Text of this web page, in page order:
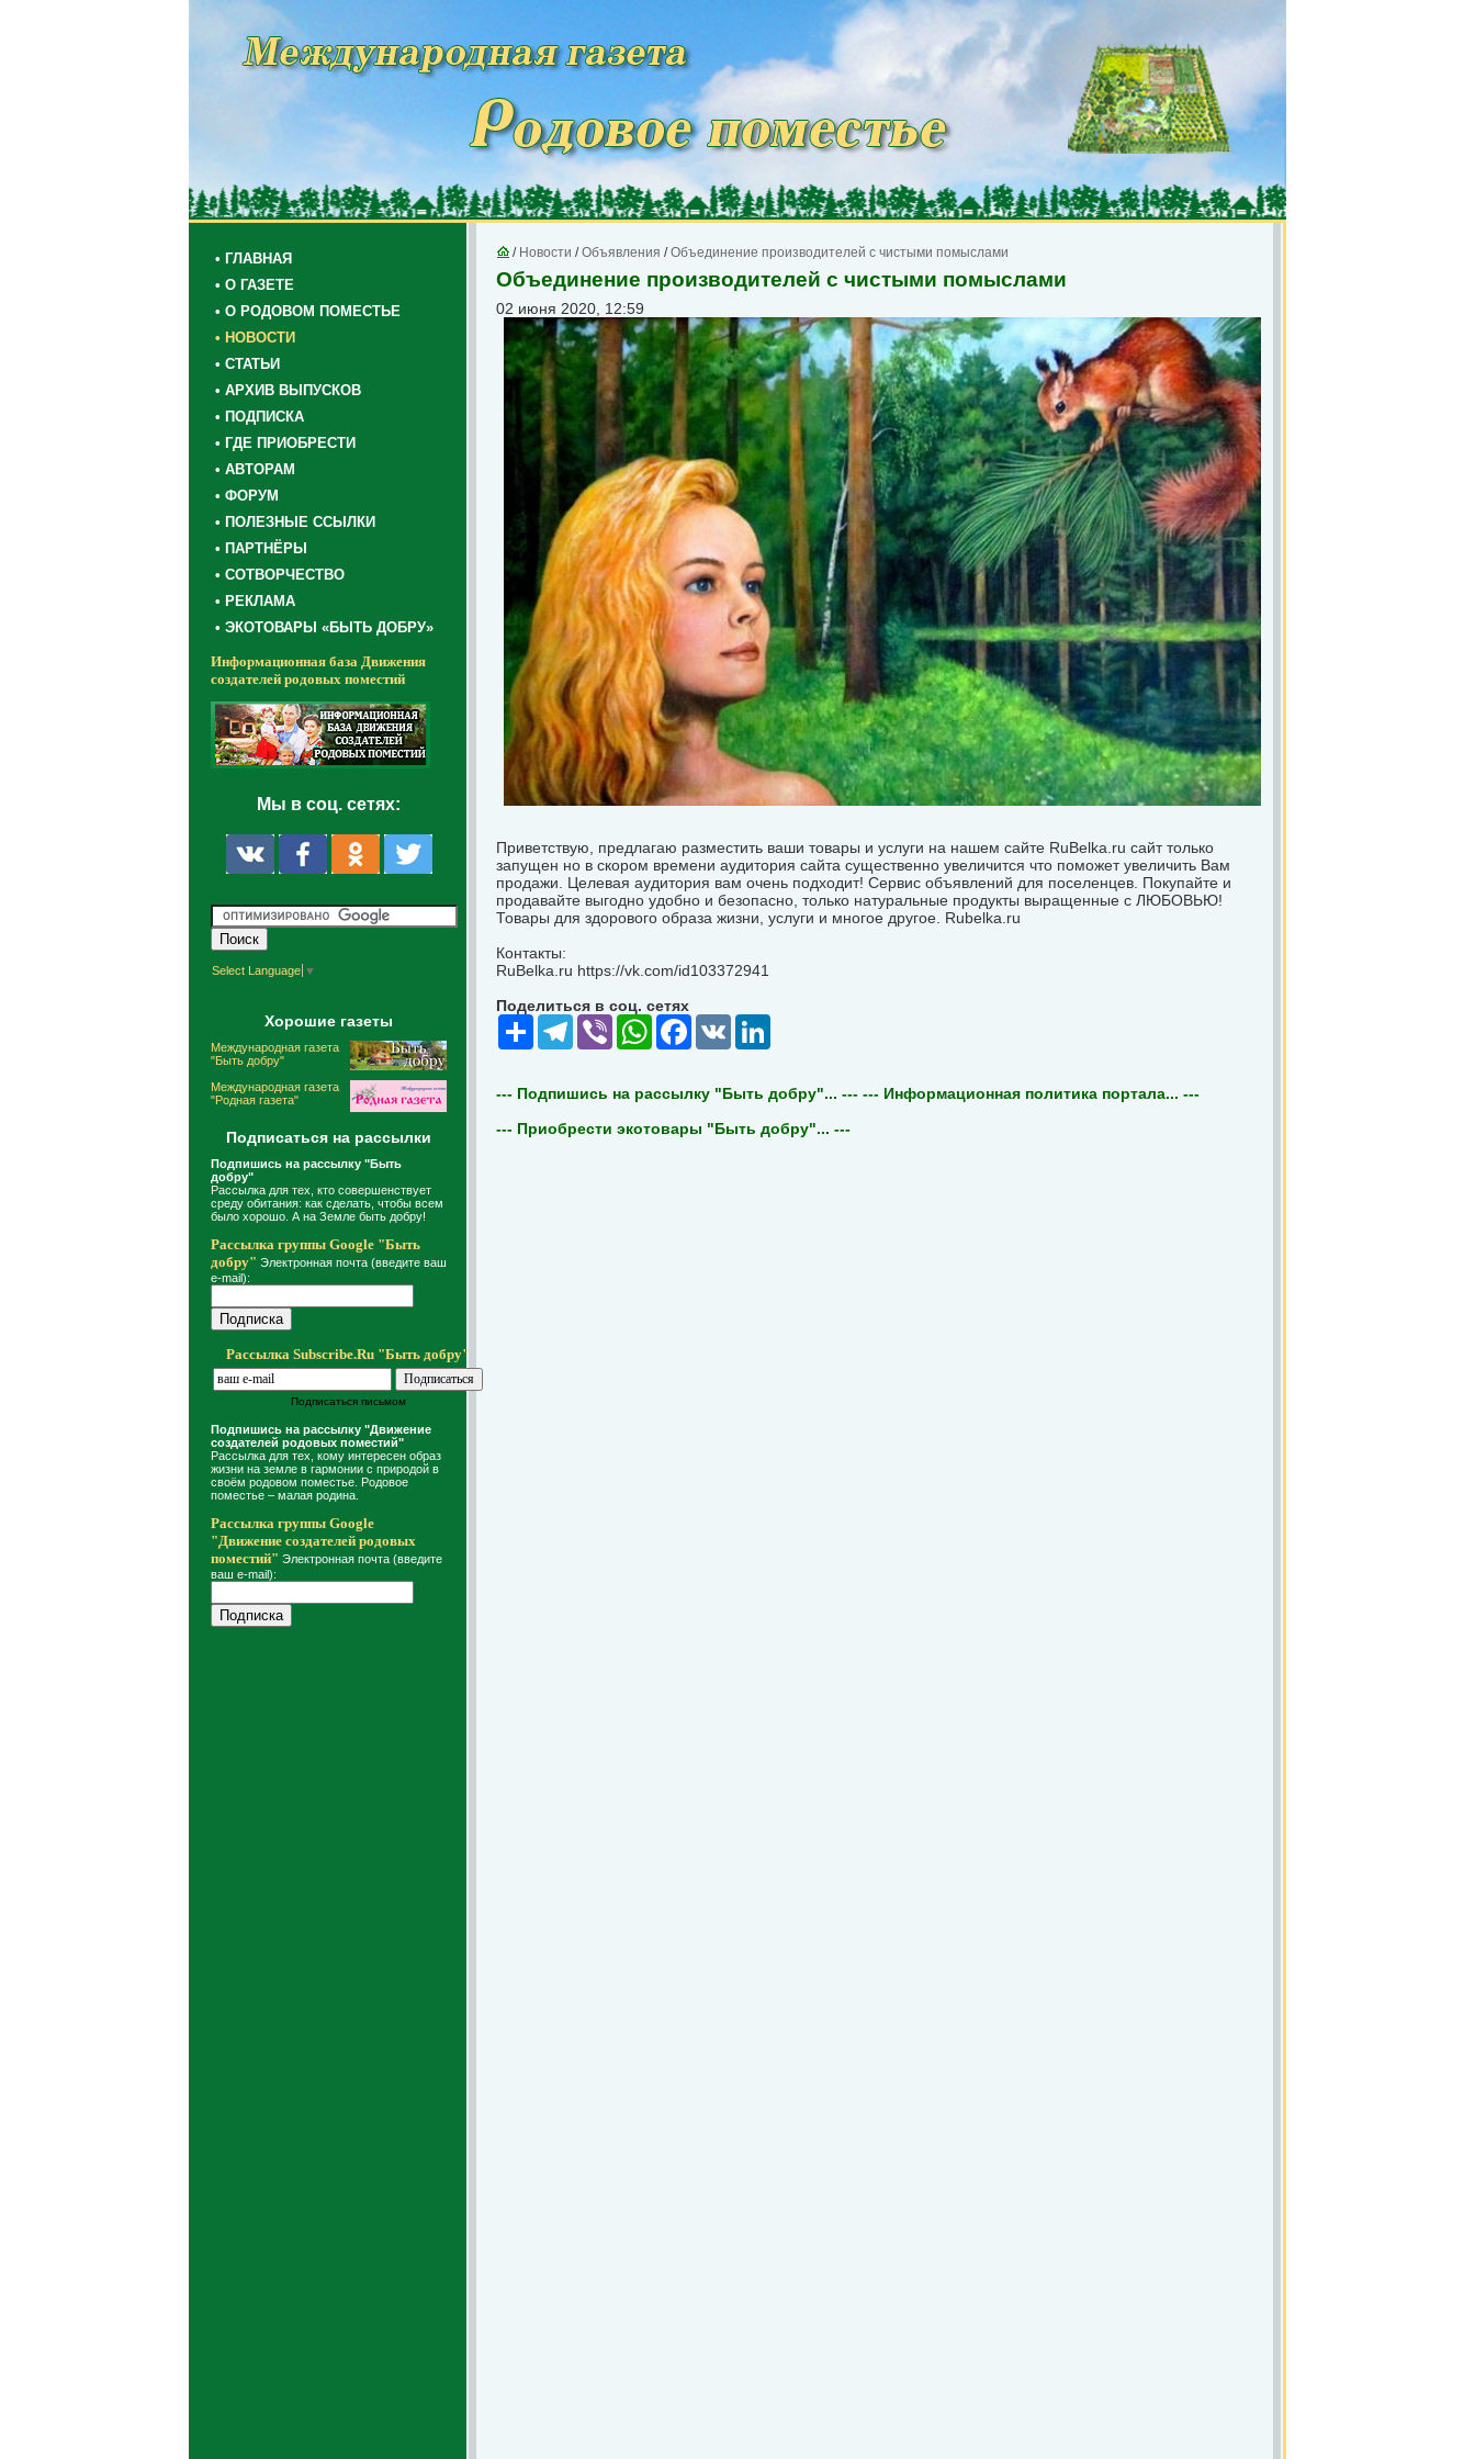
• ГЛАВНАЯ
• О ГАЗЕТЕ
• О РОДОВОМ ПОМЕСТЬЕ
• НОВОСТИ
• СТАТЬИ
• АРХИВ ВЫПУСКОВ
• ПОДПИСКА
• ГДЕ ПРИОБРЕСТИ
• АВТОРАМ
• ФОРУМ
• ПОЛЕЗНЫЕ ССЫЛКИ
• ПАРТНЁРЫ
• СОТВОРЧЕСТВО
• РЕКЛАМА
• ЭКОТОВАРЫ «БЫТЬ ДОБРУ»
Информационная база Движения
создателей родовых поместий
Мы в соц. сетях:
Select Language ▼
Хорошие газеты
Международная газета
"Быть добру"
Международная газета
"Родная газета"
Подписаться на рассылки
Подпишись на рассылку "Быть
добру"
Рассылка для тех, кто совершенствует
среду обитания: как сделать, чтобы всем
было хорошо. А на Земле быть добру!
Рассылка группы Google "Быть
добру" Электронная почта (введите ваш
e-mail):
Рассылка Subscribe.Ru "Быть добру"
Подписаться письмом
Подпишись на рассылку "Движение
создателей родовых поместий"
Рассылка для тех, кому интересен образ
жизни на земле в гармонии с природой в
своём родовом поместье. Родовое
поместье – малая родина.
Рассылка группы Google
"Движение создателей родовых
поместий" Электронная почта (введите
ваш e-mail):
/ Новости /Объявления /Объединение производителей с чистыми помыслами
Объединение производителей с чистыми помыслами
02 июня 2020, 12:59
Приветствую, предлагаю разместить ваши товары и услуги на нашем сайте RuBelka.ru сайт только
запущен но в скором времени аудитория сайта существенно увеличится что поможет увеличить Вам
продажи. Целевая аудитория вам очень подходит! Сервис объявлений для поселенцев. Покупайте и
продавайте выгодно удобно и безопасно, только натуральные продукты выращенные с ЛЮБОВЬЮ!
Товары для здорового образа жизни, услуги и многое другое. Rubelka.ru
Контакты:
RuBelka.ru https://vk.com/id103372941
Поделиться в соц. сетях
Share Telegram
Viber WhatsAppFacebook
VK
--- Подпишись на рассылку "Быть добру"... --- --- Информационная политика портала... ---
--- Приобрести экотовары "Быть добру"... ---